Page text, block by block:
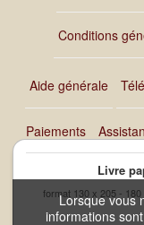
Lorsque vous
informations
Livre
format 130 x 205
Conditions
Aide générale
Paiements